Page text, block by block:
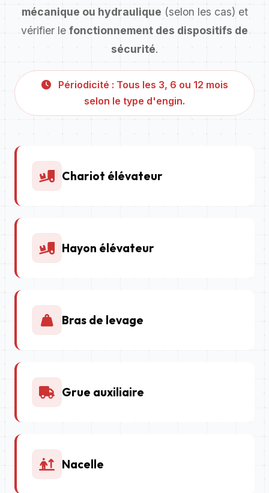
mécanique ou hydraulique (selon les cas) et
vérifier le fonctionnement des dispositifs de
sécurité.
Périodicité : Tous les 3, 6 ou 12 mois
selon le type d'engin.
Chariot élévateur
Hayon élévateur
Bras de levage
Grue auxiliaire
Nacelle